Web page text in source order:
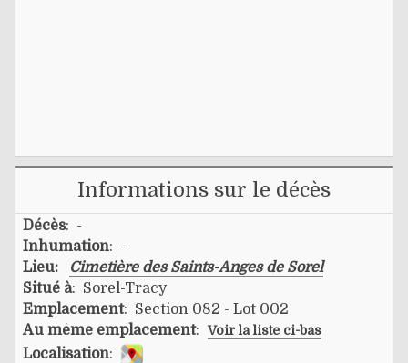
Informations sur le décès
Décès: -
Inhumation: -
Lieu:
Cimetière des Saints-Anges de Sorel
Situé à: Sorel-Tracy
Emplacement: Section 082 - Lot 002
Au même emplacement: Voir la liste ci-bas
Localisation: